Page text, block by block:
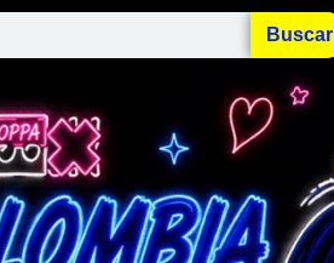
Buscar